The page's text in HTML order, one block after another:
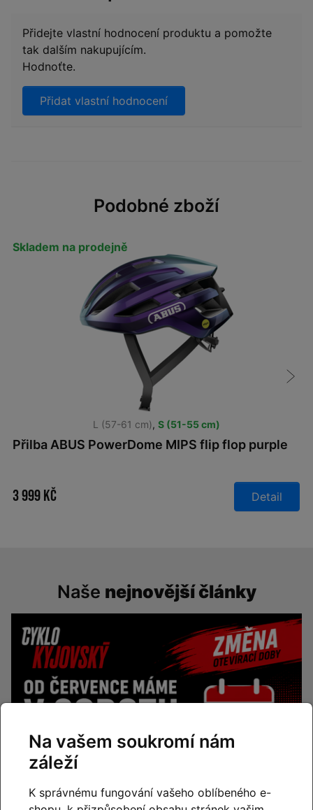
Přidejte vlastní hodnocení produktu a pomožte
tak dalším nakupujícím.
Hodnoťte.
Přidat vlastní hodnocení
Podobné zboží
Skladem na prodejně
L (57-61 cm), S (51-55 cm)
Přilba ABUS PowerDome MIPS flip flop purple
3 999 Kč Detail
Naše nejnovější články
Na vašem soukromí nám
záleží
K správnému fungování vašeho oblíbeného e-